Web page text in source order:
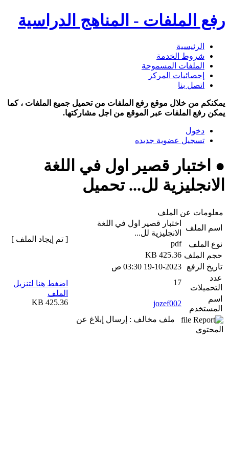
رفع الملفات - المناهج الدراسية
الرئيسية
شروط الخدمة
الملفات المسموحة
إحصائيات المركز
اتصل بنا
يمكنكم من خلال موقع رفع الملفات من تحميل جميع الملفات ، كما
يمكن رفع الملفات عبر الموقع من اجل مشاركتها.
دخول
تسجيل عضوية جديده
● اختبار قصير اول في اللغة
الانجليزية لل... تحميل
معلومات عن الملف
اسم الملف
اختبار قصير اول في اللغة
الانجليزية لل...
نوع الملف
pdf
حجم الملف 425.36 KB
تاريخ الرفع
19-10-2023 03:30 ص
عدد
التحميلات
17
اسم
المستخدم
jozef002
ملف مخالف : إرسال إبلاغ عن
المحتوى
[ تم إيجاد الملف ]
اضغط هنا لتنزيل
الملف
425.36 KB